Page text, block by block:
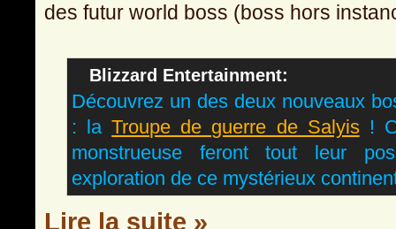
des futur world boss (boss hors
Blizzard Entertainment:
Découvrez un des deux nouveaux
: laTroupe de guerre de Salyis!
monstrueuse feront tout leur
exploration de ce mystérieux
Lire la suite »